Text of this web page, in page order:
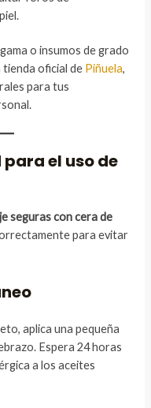
o insumos de grado
tienda oficial de Piñuela,
para tus
el uso de
seguras con cera de
para evitar
aplica una pequeña
Espera 24 horas
a los aceites